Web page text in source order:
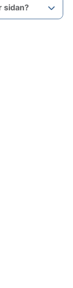
sidan?